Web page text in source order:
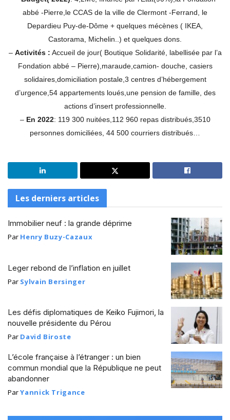
abbé -Pierre,le CCAS de la ville de Clermont -Ferrand, le
Depardieu Puy-de-Dôme + quelques mécènes ( IKEA,
Castorama, Michelin..) et quelques dons.
– Activités : Accueil de jour( Boutique Solidarité, labellisée par l’a
Fondation abbé – Pierre),maraude,camion- douche, casiers
solidaires,domiciliation postale,3 centres d’hébergement
d’urgence,54 appartements loués,une pension de famille, des
actions d’insert professionnelle.
–En 2022: 119 300 nuitées,112 960 repas distribués,3510
personnes domiciliées, 44 500 courriers distribués…
Les derniers articles
Immobilier neuf : la grande déprime
Par Henry Buzy-Cazaux
Leger rebond de l’inflation en juillet
Par Sylvain Bersinger
Les défis diplomatiques de Keiko Fujimori, la
nouvelle présidente du Pérou
Par David Biroste
L’école française à l’étranger : un bien
commun mondial que la République ne peut
abandonner
ParYannick Trigance